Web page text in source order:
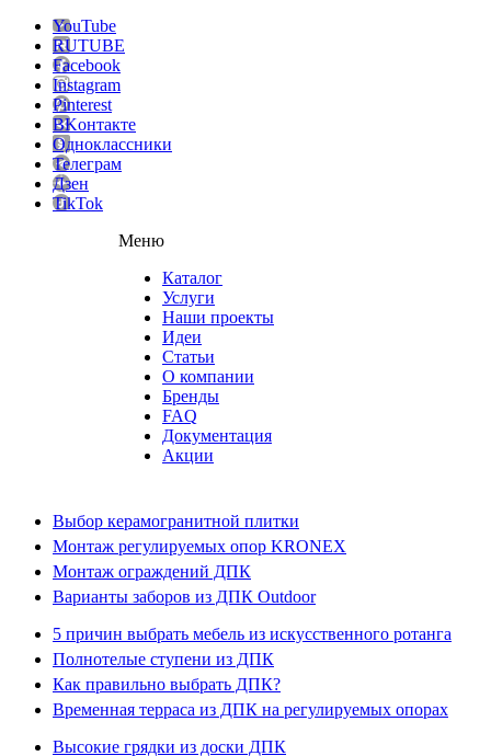
YouTube
RUTUBE
Facebook
Instagram
Pinterest
ВKонтакте
Одноклассники
Телеграм
Дзен
TikTok
Меню
Каталог
Услуги
Наши проекты
Идеи
Статьи
О компании
Бренды
FAQ
Документация
Акции
Выбор керамогранитной плитки
Монтаж регулируемых опор KRONEX
Монтаж ограждений ДПК
Варианты заборов из ДПК Outdoor
5 причин выбрать мебель из искусственного ротанга
Полнотелые ступени из ДПК
Как правильно выбрать ДПК?
Временная терраса из ДПК на регулируемых опорах
Высокие грядки из доски ДПК